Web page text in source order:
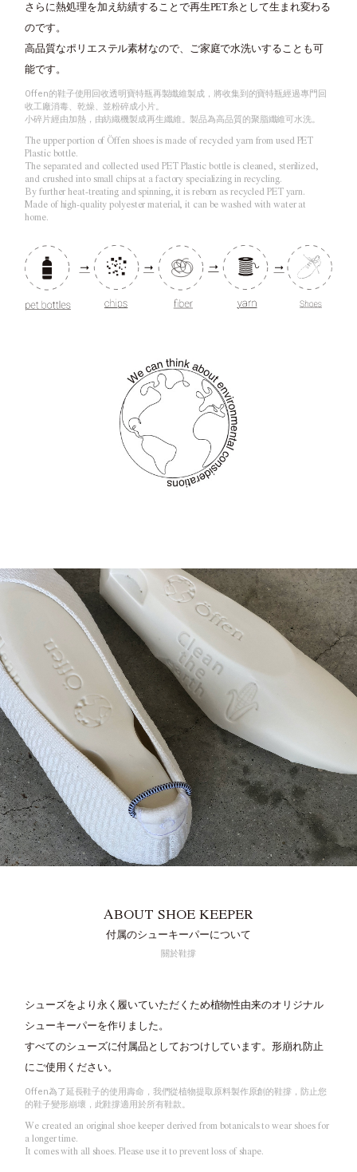
さらに熱処理を加え紡績することで再生PET糸として生まれ変わる
のです。
高品質なポリエステル素材なので、ご家庭で水洗いすることも可
能です。
Offen的鞋子使用回收透明寶特瓶再製纖維製成，將收集到的寶特瓶經過專門回
收工廠消毒、乾燥、並粉碎成小片。
小碎片經由加熱，由紡織機製成再生纖維。製品為高品質的聚脂纖維可水洗。
The upper portion of Öffen shoes is made of recycled yarn from used PET
Plastic bottle.
The separated and collected used PET Plastic bottle is cleaned, sterilized,
and crushed into small chips at a factory specializing in recycling.
By further heat-treating and spinning, it is reborn as recycled PET yarn.
Made of high-quality polyester material, it can be washed with water at
home.
ABOUT SHOE KEEPER
付属のシューキーパーについて
關於鞋撐
シューズをより永く履いていただくため植物性由来のオリジナル
シューキーパーを作りました。
すべてのシューズに付属品としておつけしています。形崩れ防止
にご使用ください。
Offen為了延長鞋子的使用壽命，我們從植物提取原料製作原創的鞋撐，防止您
的鞋子變形崩壞，此鞋撐適用於所有鞋款。
We created an original shoe keeper derived from botanicals to wear shoes for
a longer time.
It comes with all shoes. Please use it to prevent loss of shape.